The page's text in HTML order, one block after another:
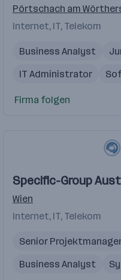
Pörtschach am
Internet, IT, Telekom
Business Analyst
IT Administrator
Senior
Firma folgen
Specific-Group
Wien
Internet, IT, Telekom
Senior
Business Analyst